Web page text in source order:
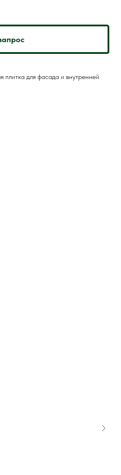
плитка для фасада и внутренней